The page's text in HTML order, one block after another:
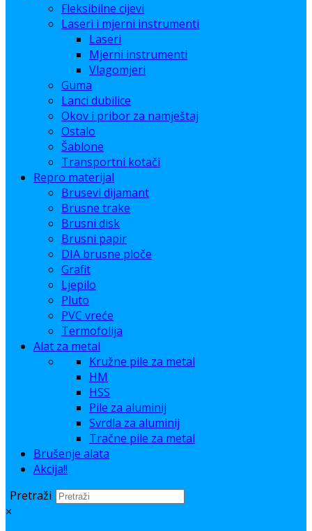
Fleksibilne cijevi
Laseri i mjerni instrumenti
Laseri
Mjerni instrumenti
Vlagomjeri
Guma
Lanci dubilice
Okov i pribor za namještaj
Ostalo
Šablone
Transportni kotači
Repro materijal
Brusevi dijamant
Brusne trake
Brusni disk
Brusni papir
DIA brusne ploče
Grafit
Ljepilo
Pluto
PVC vreće
Termofolija
Alat za metal
Kružne pile za metal
HM
HSS
Pile za aluminij
Svrdla za aluminij
Tračne pile za metal
Brušenje alata
Akcija!!
Pretraži
×